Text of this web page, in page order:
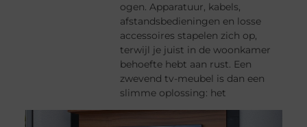
ogen. Apparatuur, kabels,
afstandsbedieningen en losse
accessoires stapelen zich op,
terwijl je juist in de woonkamer
behoefte hebt aan rust. Een
zwevend tv-meubel is dan een
slimme oplossing: het